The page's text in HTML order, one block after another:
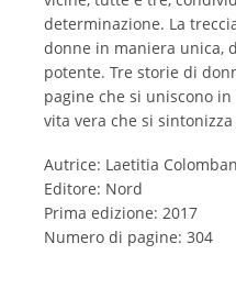
determinazione. La
donne in maniera unica,
potente. Tre storie di
pagine che si uniscono
vita vera che si
Autrice: Laetitia
Editore: Nord
Prima edizione: 2017
Numero di pagine: 304